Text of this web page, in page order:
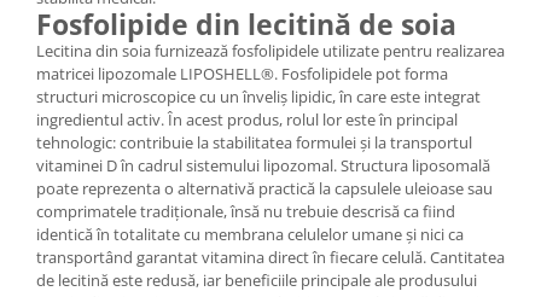
Fosfolipide din lecitină de soia
Lecitina din soia furnizează fosfolipidele utilizate pentru realizarea
matricei lipozomale LIPOSHELL®. Fosfolipidele pot forma
structuri microscopice cu un înveliș lipidic, în care este integrat
ingredientul activ. În acest produs, rolul lor este în principal
tehnologic: contribuie la stabilitatea formulei și la transportul
vitaminei D în cadrul sistemului lipozomal. Structura liposomală
poate reprezenta o alternativă practică la capsulele uleioase sau
comprimatele tradiționale, însă nu trebuie descrisă ca fiind
identică în totalitate cu membrana celulelor umane și nici ca
transportând garantat vitamina direct în fiecare celulă. Cantitatea
de lecitină este redusă, iar beneficiile principale ale produsului